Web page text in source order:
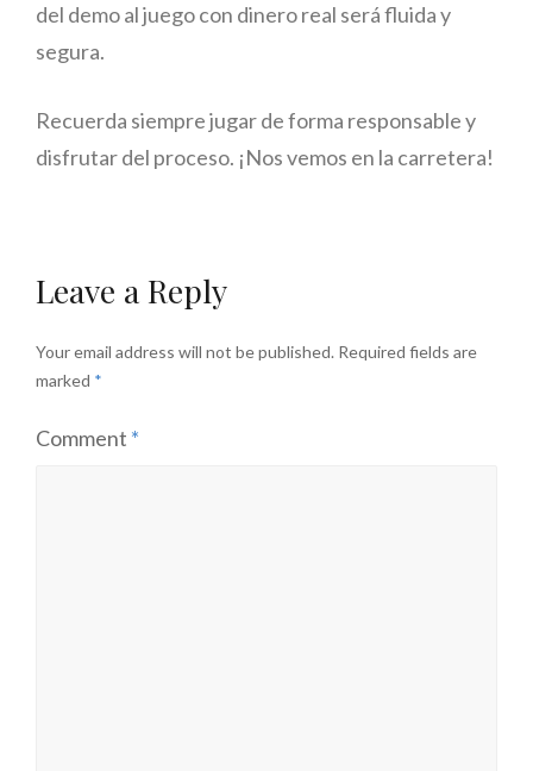
del demo al juego con dinero real será fluida y
segura.
Recuerda siempre jugar de forma responsable y
disfrutar del proceso. ¡Nos vemos en la carretera!
Leave a Reply
Your email address will not be published. Required fields are
marked *
Comment *